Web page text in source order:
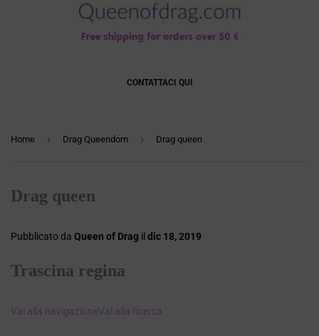
CONTATTACI QUI
Home › Drag Queendom › Drag queen
Drag queen
Pubblicato da Queen of Drag il dic 18, 2019
Trascina regina
Vai alla navigazioneVai alla ricerca